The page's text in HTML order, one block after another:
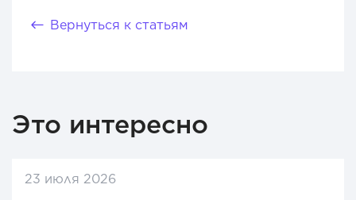
Вернуться к статьям
Это интересно
23 июля 2026